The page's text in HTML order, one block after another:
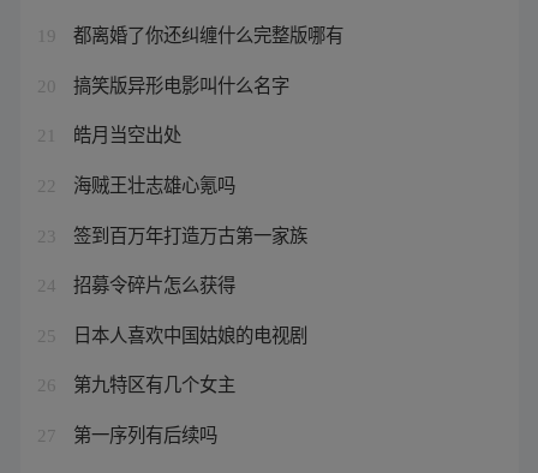
19 都离婚了你还纠缠什么完整版哪有
20 搞笑版异形电影叫什么名字
21 皓月当空出处
22 海贼王壮志雄心氪吗
23 签到百万年打造万古第一家族
24 招募令碎片怎么获得
25 日本人喜欢中国姑娘的电视剧
26 第九特区有几个女主
27
第一序列有后续吗